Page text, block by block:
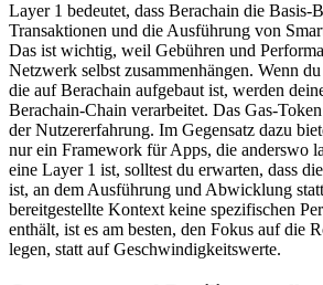
Layer 1 bedeutet, dass Berachain die Basis-
Transaktionen und die Ausführung von
Das ist wichtig, weil Gebühren und
Netzwerk selbst zusammenhängen. Wenn
die auf Berachain aufgebaut ist, werden
Berachain-Chain verarbeitet. Das Gas-
der Nutzererfahrung. Im Gegensatz dazu
nur ein Framework für Apps, die anderswo
eine Layer 1 ist, solltest du erwarten, dass
ist, an dem Ausführung und Abwicklung
bereitgestellte Kontext keine spezifischen
enthält, ist es am besten, den Fokus auf die
legen, statt auf Geschwindigkeitswerte.